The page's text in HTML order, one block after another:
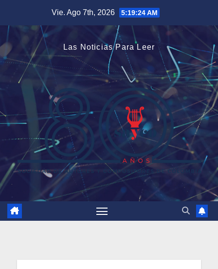
contenido
Vie. Ago 7th, 2026 5:19:24 AM
Las Noticias Para Leer